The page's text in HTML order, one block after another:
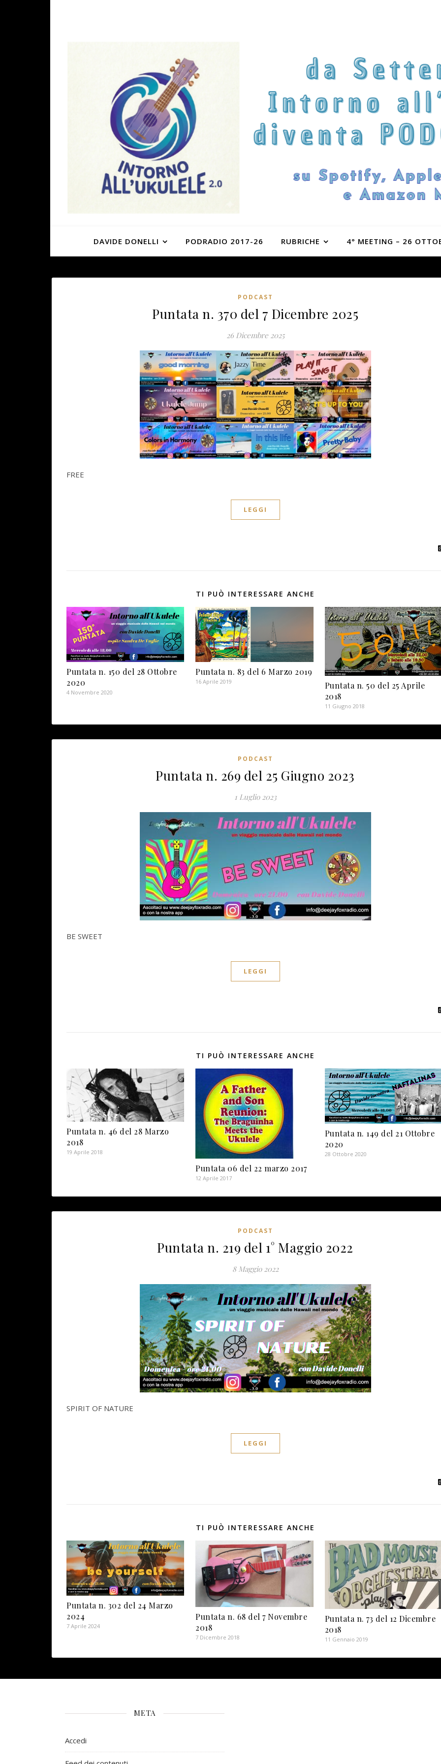
DAVIDE DONELLI PODRADIO 2017-26 RUBRICHE 4° MEETING – 26
PODCAST
Puntata n. 370 del 7 Dicembre 2025
26 Dicembre 2025
FREE
LEGGI
TI PUÒ INTERESSARE ANCHE
Puntata n. 150 del 28 Ottobre
2020
4 Novembre 2020
Puntata n. 83 del 6 Marzo 2019
16 Aprile 2019
Puntata n. 50 del 25 Aprile
2018
11 Giugno 2018
PODCAST
Puntata n. 269 del 25 Giugno 2023
1 Luglio 2023
BE SWEET
LEGGI
TI PUÒ INTERESSARE ANCHE
Puntata n. 46 del 28 Marzo
2018
19 Aprile 2018
Puntata 06 del 22 marzo 2017
12 Aprile 2017
Puntata n. 149 del 21 Ottobre
2020
28 Ottobre 2020
PODCAST
Puntata n. 219 del 1° Maggio 2022
8 Maggio 2022
SPIRIT OF NATURE
LEGGI
TI PUÒ INTERESSARE ANCHE
Puntata n. 302 del 24 Marzo
2024
7 Aprile 2024
Puntata n. 68 del 7 Novembre
2018
7 Dicembre 2018
Puntata n. 73 del 12 Dicembre
2018
11 Gennaio 2019
META
Accedi